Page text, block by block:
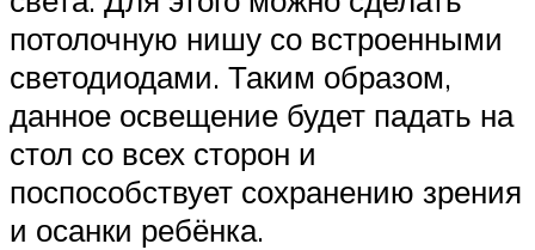
потолочную нишу со встроенными
светодиодами. Таким образом,
данное освещение будет падать на
стол со всех сторон и
поспособствует сохранению зрения
и осанки ребёнка.